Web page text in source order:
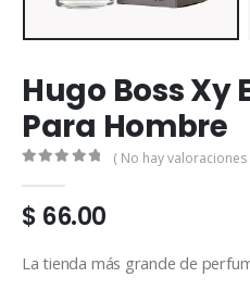
Hugo Boss Xy
Para Hombre
( No hay valoraciones
$ 66.00
La tienda más grande de